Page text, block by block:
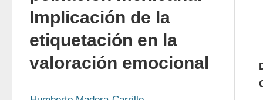
Implicación de la
etiquetación en la
valoración emocional